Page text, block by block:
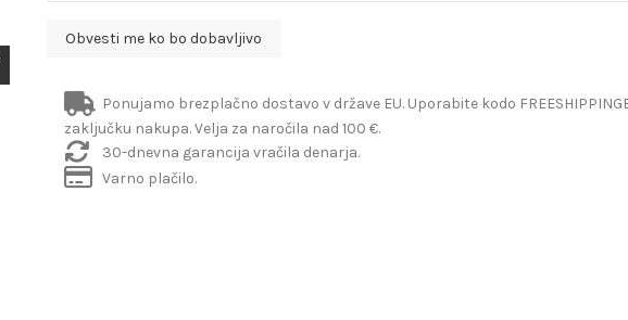
Ponujamo brezplačno dostavo v države EU. Uporabite kodo
zaključku nakupa. Velja za naročila nad 100 €.
30-dnevna garancija vračila denarja.
Varno plačilo.